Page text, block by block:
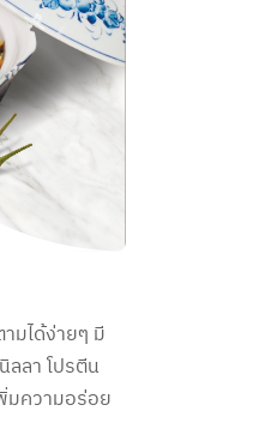
มได้ง่ายๆ มี
ลลา โปรตีน
มความอร่อย